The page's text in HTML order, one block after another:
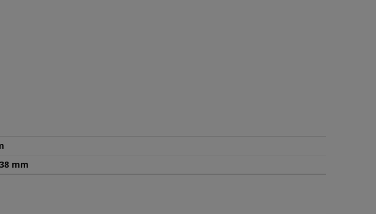
mm